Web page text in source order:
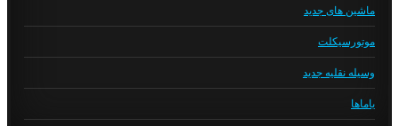
ماشین های جدید
موتورسیکلت
وسیله نقلیه جدید
یاماها